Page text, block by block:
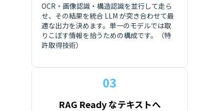
OCR・画像認識・構造認識を並行して走ら
せ、その結果を統合 LLM が突き合わせて最
適な出力を決めます。単一のモデルでは取
りこぼす情報を拾うための構成です。（特
許取得技術）
03
RAG Ready なテキストへ